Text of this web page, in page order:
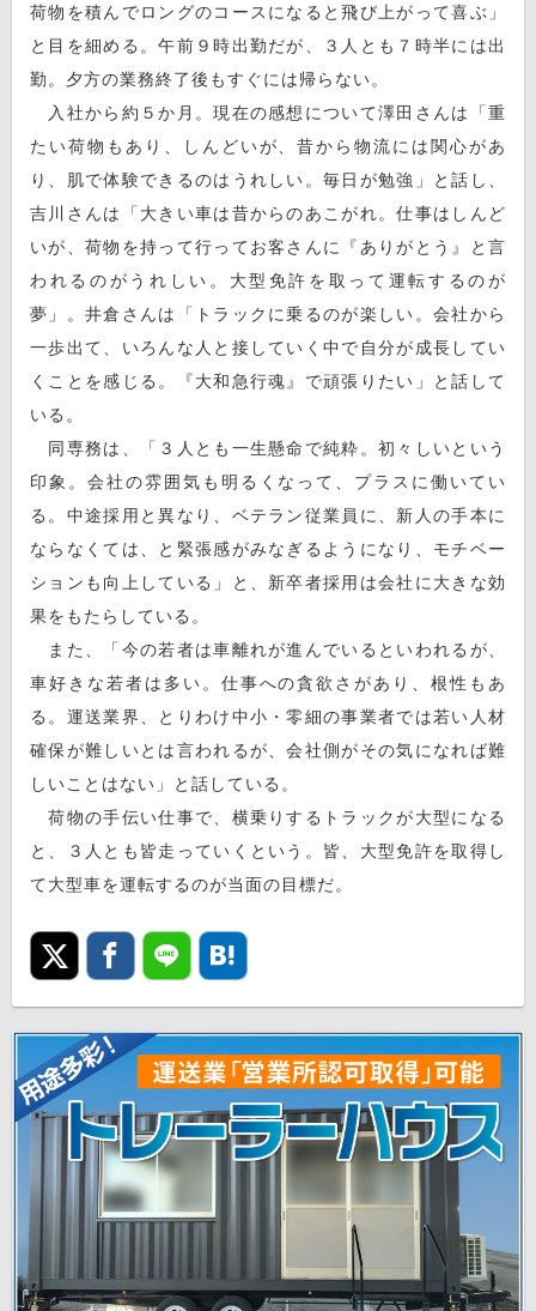
荷物を積んでロングのコースになると飛び上がって喜ぶ」
と目を細める。午前９時出勤だが、３人とも７時半には出
勤。夕方の業務終了後もすぐには帰らない。
入社から約５か月。現在の感想について澤田さんは「重
たい荷物もあり、しんどいが、昔から物流には関心があ
り、肌で体験できるのはうれしい。毎日が勉強」と話し、
吉川さんは「大きい車は昔からのあこがれ。仕事はしんど
いが、荷物を持って行ってお客さんに『ありがとう』と言
われるのがうれしい。大型免許を取って運転するのが
夢」。井倉さんは「トラックに乗るのが楽しい。会社から
一歩出て、いろんな人と接していく中で自分が成長してい
くことを感じる。『大和急行魂』で頑張りたい」と話して
いる。
同専務は、「３人とも一生懸命で純粋。初々しいという
印象。会社の雰囲気も明るくなって、プラスに働いてい
る。中途採用と異なり、ベテラン従業員に、新人の手本に
ならなくては、と緊張感がみなぎるようになり、モチベー
ションも向上している」と、新卒者採用は会社に大きな効
果をもたらしている。
また、「今の若者は車離れが進んでいるといわれるが、
車好きな若者は多い。仕事への貪欲さがあり、根性もあ
る。運送業界、とりわけ中小・零細の事業者では若い人材
確保が難しいとは言われるが、会社側がその気になれば難
しいことはない」と話している。
荷物の手伝い仕事で、横乗りするトラックが大型になる
と、３人とも皆走っていくという。皆、大型免許を取得し
て大型車を運転するのが当面の目標だ。